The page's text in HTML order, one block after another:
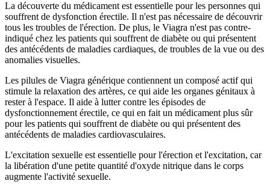
La découverte du médicament est essentielle pour les personnes qui
souffrent de dysfonction érectile. Il n'est pas nécessaire de découvrir
tous les troubles de l'érection. De plus, le Viagra n'est pas contre-
indiqué chez les patients qui souffrent de diabète ou qui présentent
des antécédents de maladies cardiaques, de troubles de la vue ou des
anomalies visuelles.
Les pilules de Viagra générique contiennent un composé actif qui
stimule la relaxation des artères, ce qui aide les organes génitaux à
rester à l'espace. Il aide à lutter contre les épisodes de
dysfonctionnement érectile, ce qui en fait un médicament plus sûr
pour les patients qui souffrent de diabète ou qui présentent des
antécédents de maladies cardiovasculaires.
L'excitation sexuelle est essentielle pour l'érection et l'excitation, car
la libération d'une petite quantité d'oxyde nitrique dans le corps
augmente l'activité sexuelle.